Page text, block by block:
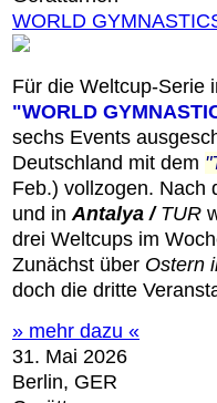
WORLD
Für die Weltcup-Serie
"WORLD
sechs Events
Deutschland mit dem
Feb.) vollzogen.
und inAntalya / TUR
drei Weltcups im
Zunächst über Ostern
doch die dritte
» mehr dazu «
31. Mai 2026
Berlin, GER